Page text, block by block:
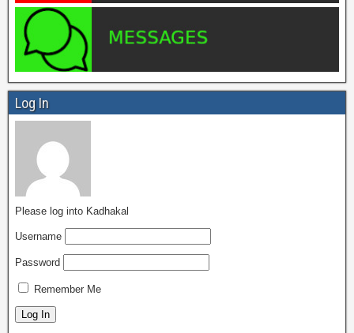
Log In
Please log into Kadhakal
Username
Password
Remember Me